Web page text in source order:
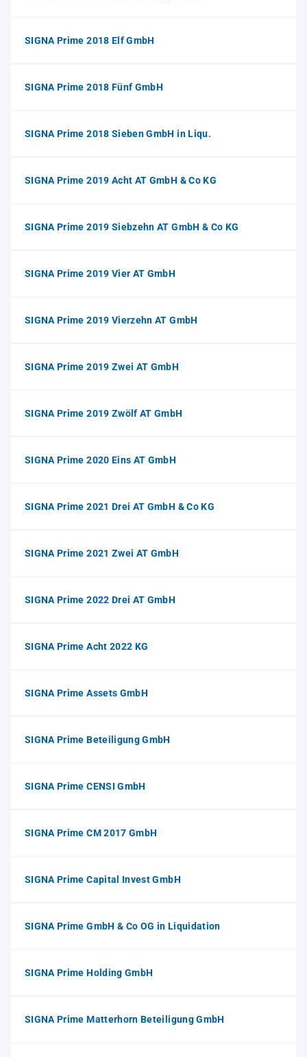
SIGNA Prime 2018 Elf GmbH
SIGNA Prime 2018 Fünf GmbH
SIGNA Prime 2018 Sieben GmbH in Liqu.
SIGNA Prime 2019 Acht AT GmbH & Co KG
SIGNA Prime 2019 Siebzehn AT GmbH & Co KG
SIGNA Prime 2019 Vier AT GmbH
SIGNA Prime 2019 Vierzehn AT GmbH
SIGNA Prime 2019 Zwei AT GmbH
SIGNA Prime 2019 Zwölf AT GmbH
SIGNA Prime 2020 Eins AT GmbH
SIGNA Prime 2021 Drei AT GmbH & Co KG
SIGNA Prime 2021 Zwei AT GmbH
SIGNA Prime 2022 Drei AT GmbH
SIGNA Prime Acht 2022 KG
SIGNA Prime Assets GmbH
SIGNA Prime Beteiligung GmbH
SIGNA Prime CENSI GmbH
SIGNA Prime CM 2017 GmbH
SIGNA Prime Capital Invest GmbH
SIGNA Prime GmbH & Co OG in Liquidation
SIGNA Prime Holding GmbH
SIGNA Prime Matterhorn Beteiligung GmbH